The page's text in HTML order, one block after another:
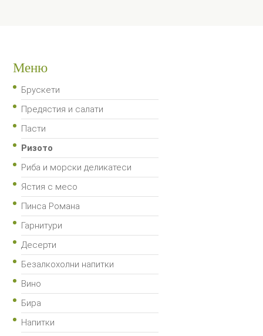
Меню
Брускети
Предястия и салати
Пасти
Ризото
Риба и морски деликатеси
Ястия с месо
Пинса Романа
Гарнитури
Десерти
Безалкохолни напитки
Вино
Бира
Напитки